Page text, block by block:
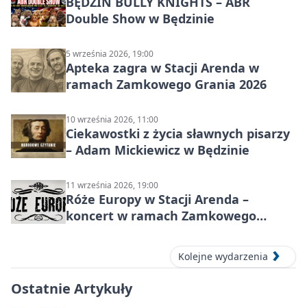
Double Show w Będzinie
5 września 2026, 19:00
Apteka zagra w Stacji Arenda w
ramach Zamkowego Grania 2026
10 września 2026, 11:00
Ciekawostki z życia sławnych pisarzy
– Adam Mickiewicz w Będzinie
11 września 2026, 19:00
Róże Europy w Stacji Arenda –
koncert w ramach Zamkowego
Kolejne wydarzenia
Ostatnie Artykuły